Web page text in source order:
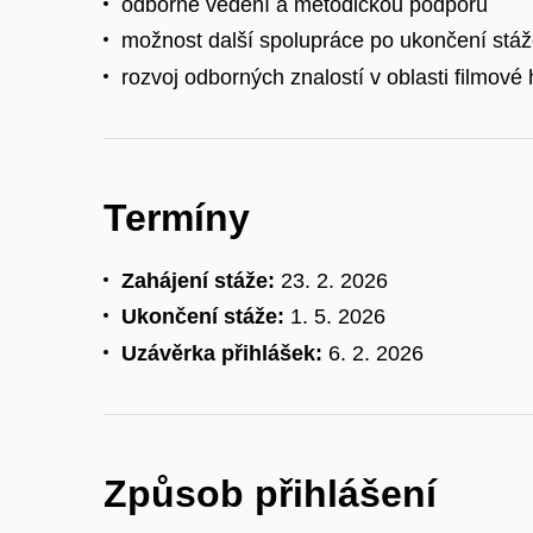
možnost další spolupráce po ukončení
rozvoj odborných znalostí v oblasti filmové
Termíny
Zahájení stáže: 23. 2. 2026
Ukončení stáže: 1. 5. 2026
Uzávěrka přihlášek: 6. 2. 2026
Způsob přihlášení